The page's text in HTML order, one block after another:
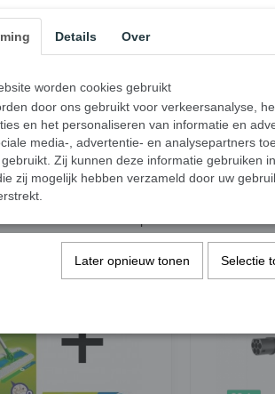
zal dit aangegeven
extra handpalm
De ergonomische
voor gamen door zijn
heeft in totaal zes
Is de Archer
voor mij?
De Archer 12 draadloze
Hand afmetingen 14 tot
Details Over
worden cookies gebruikt
door ons gebruikt voor verkeersanalyse,
en het personaliseren van informatie en
media-, advertentie- en analysepartners
Zij kunnen deze informatie gebruiken
zij mogelijk hebben verzameld door uw
Later opnieuw tonen Selectie